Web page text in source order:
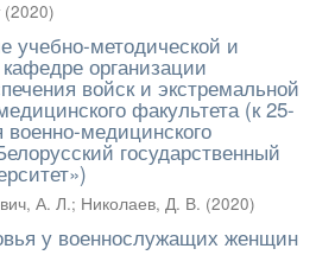
(2020)
учебно-методической и
организации
войск и экстремальной
факультета (к 25-
медицинского
государственный
А. Л.; Николаев, Д. В. (2020)
у военнослужащих женщин